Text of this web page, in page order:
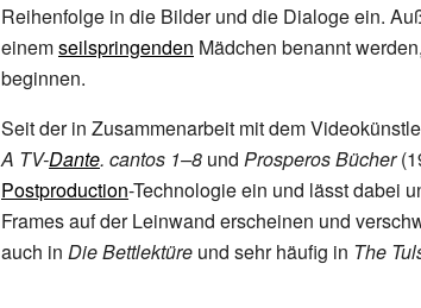
Reihenfolge in die Bilder und die Dialoge ein.
einemseilspringenden Mädchen benannt
beginnen.
Seit der in Zusammenarbeit mit dem
A TV-Dante. cantos 1–8 und Prosperos Bücher
Postproduction-Technologie ein und lässt dabei
Frames auf der Leinwand erscheinen und
auch in Die Bettlektüre und sehr häufig in The